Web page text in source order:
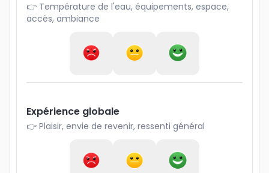
👉 Température de l'eau, équipements, espace,
accès, ambiance
Expérience globale
👉 Plaisir, envie de revenir, ressenti général